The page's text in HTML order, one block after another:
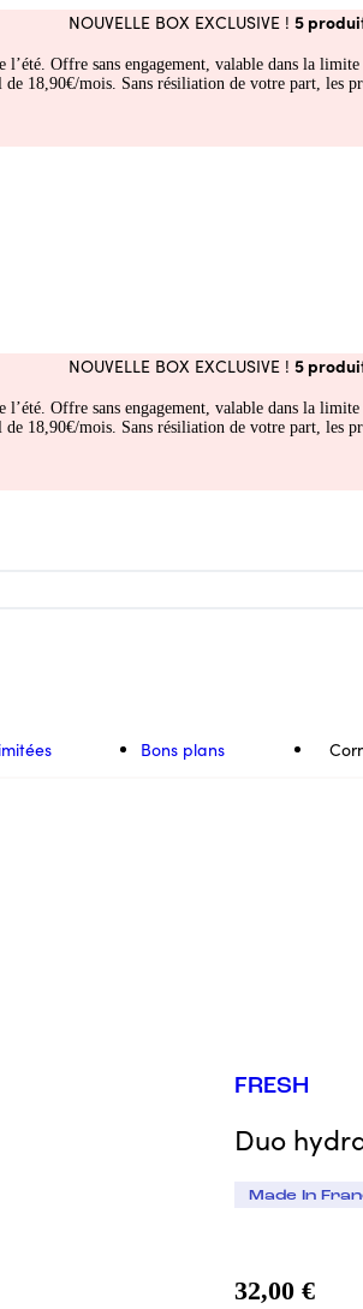
NOUVELLE BOX EXCLUSIVE ! 5
Offre sans engagement, valable dans la
18,90€/mois. Sans résiliation de votre part, les
NOUVELLE BOX EXCLUSIVE ! 5
Offre sans engagement, valable dans la
18,90€/mois. Sans résiliation de votre part, les
Bons plans
FRESH
Duo
Made In
32,00 €